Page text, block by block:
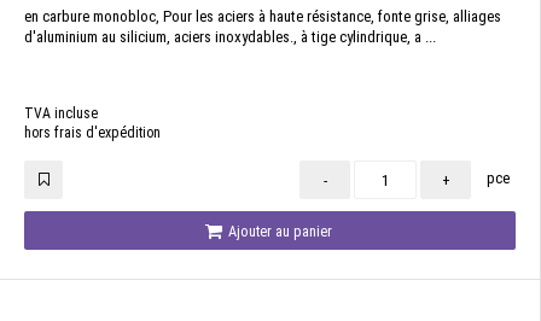
en carbure monobloc, Pour les aciers à haute résistance, fonte grise, alliages
d'aluminium au silicium, aciers inoxydables., à tige cylindrique, a ...
TVA incluse
hors frais d'expédition
- + pce
Ajouter au panier